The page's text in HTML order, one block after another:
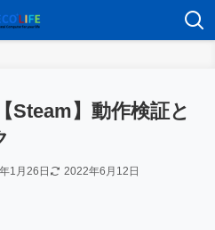
Steam】動作検証と
1月26日 2022年6月12日